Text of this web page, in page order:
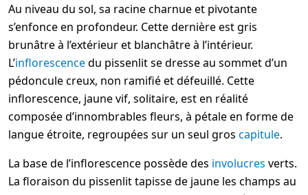
Au niveau du sol, sa racine charnue et pivotante
s’enfonce en profondeur. Cette dernière est gris
brunâtre à l’extérieur et blanchâtre à l’intérieur.
L’inflorescencedu pissenlit se dresse au sommet d’un
pédoncule creux, non ramifié et défeuillé. Cette
inflorescence, jaune vif, solitaire, est en réalité
composée d’innombrables fleurs, à pétale en forme de
langue étroite, regroupées sur un seul gros capitule.
La base de l’inflorescence possède des involucres verts.
La floraison du pissenlit tapisse de jaune les champs au